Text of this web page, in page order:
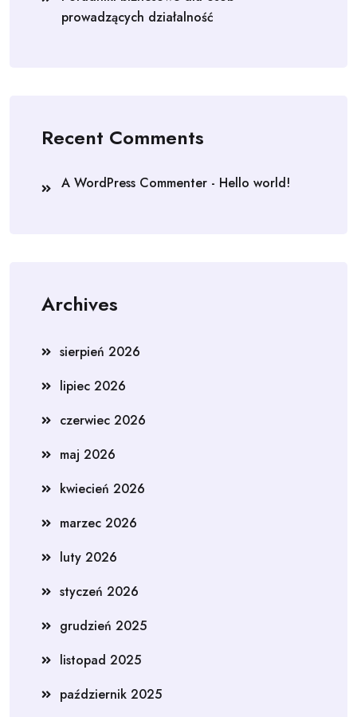
prowadzących działalność
Recent Comments
A WordPress Commenter - Hello world!
Archives
sierpień 2026
lipiec 2026
czerwiec 2026
maj 2026
kwiecień 2026
marzec 2026
luty 2026
styczeń 2026
grudzień 2025
listopad 2025
październik 2025